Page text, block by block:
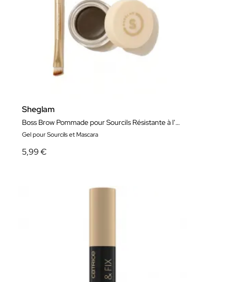
Sheglam
Boss Brow Pommade pour Sourcils Résistante à l'eau Couleur
Gel pour Sourcils et Mascara
5,99 €